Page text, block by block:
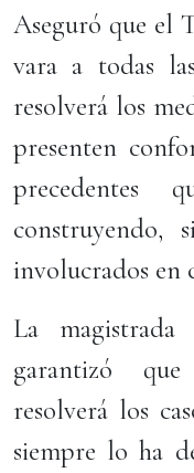
Aseguró que el
vara a todas
resolverá los
presenten
construyendo,
involucrados en
La magistrada
garantizó
resolverá los
siempre lo ha